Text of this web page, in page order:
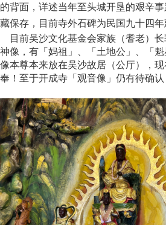
的背面，详述当年至头城开垦的艰辛
藏保存，目前寺外石碑为民国九十四年
目前吴沙文化基金会家族 （耆老） 长
神像，有「妈祖」、「土地公」、「魁
像本尊本来放在吴沙故居 （公厅）
，
奉！至于开成寺「观音像」仍有待确认